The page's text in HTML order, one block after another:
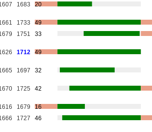
1683 20
1733
49
1751 33
1712 49
1697 32
1725 42
1679
16
1727 46